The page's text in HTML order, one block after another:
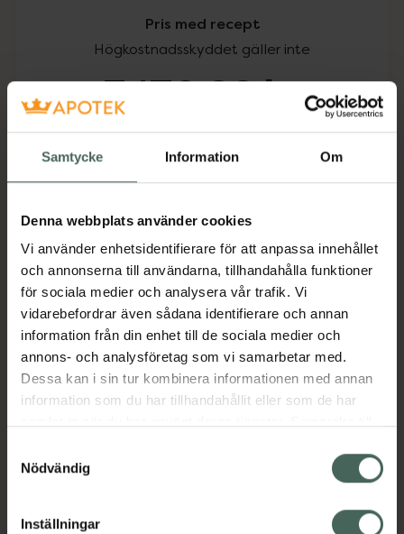
Samtycke Information Om
Denna webbplats använder cookies
Vi använder enhetsidentifierare för att anpassa innehållet
och annonserna till användarna, tillhandahålla funktioner
för sociala medier och analysera vår trafik. Vi
vidarebefordrar även sådana identifierare och annan
information från din enhet till de sociala medier och
annons- och analysföretag som vi samarbetar med.
Dessa kan i sin tur kombinera informationen med annan
information som du har tillhandahållit eller som de har
återkalla ditt samtycke via webbplatsens
cookieinställningar. Ett återkallat samtycke påverkar inte
lagligheten av behandling som skett innan återkallelsen.
Nödvändig
Inställningar
Pris med recept
Högkostnadsskyddet gäller inte
3470,22 kr
I apotek:3470,22 kr
Köp via ditt recept
Aktuella erbjudanden
Beskrivning
Läs alltid bipacksedeln innan
användning.
Visa